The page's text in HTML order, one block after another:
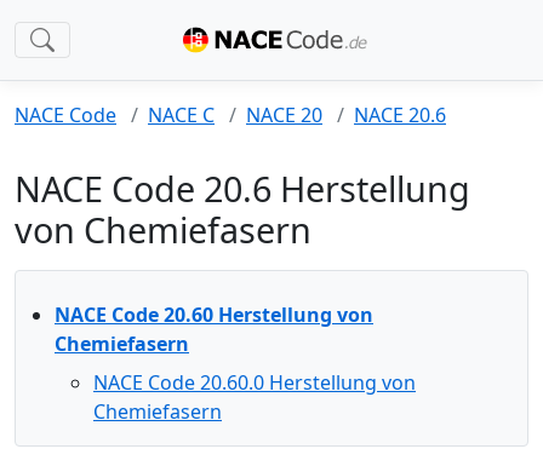
NACE Code NACE C NACE 20 NACE 20.6
NACE Code 20.6 Herstellung
von Chemiefasern
NACE Code 20.60 Herstellung von
Chemiefasern
NACE Code 20.60.0 Herstellung von
Chemiefasern